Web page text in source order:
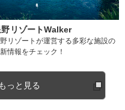
野リゾートWalker
リゾートが運営する多彩な施設の
情報をチェック！
っと見る